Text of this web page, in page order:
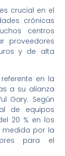
crucial en el
crónicas
centros
proveedores
y de alta
en la
a su alianza
Gary. Según
de equipos
20 % en los
medida por la
para el